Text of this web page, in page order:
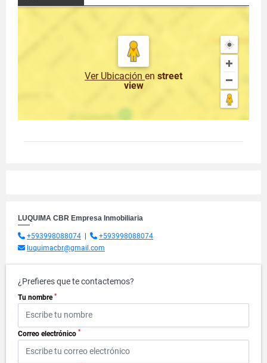
Ver Ubicación en street
view
LUQUIMA CBR Empresa Inmobiliaria
+593998088074
+593998088074
luquimacbr@gmail.com
¿Prefieres que te contactemos?
Tu nombre *
Correo electrónico *